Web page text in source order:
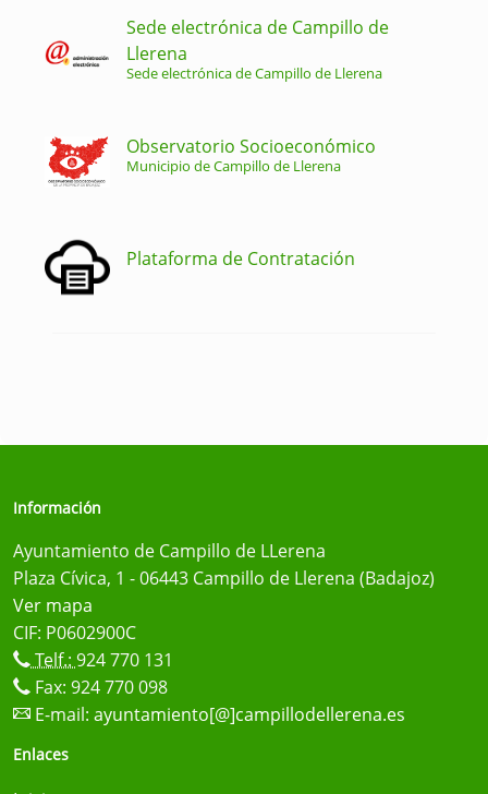
Sede electrónica de Campillo de
Llerena
Sede electrónica de Campillo de Llerena
Observatorio Socioeconómico
Municipio de Campillo de Llerena
Plataforma de Contratación
Información
Ayuntamiento de Campillo de LLerena
Plaza Cívica, 1 - 06443 Campillo de Llerena (Badajoz)
Ver mapa
CIF: P0602900C
Telf.: 924 770 131
Fax: 924 770 098
E-mail: ayuntamiento[@]campillodellerena.es
Enlaces